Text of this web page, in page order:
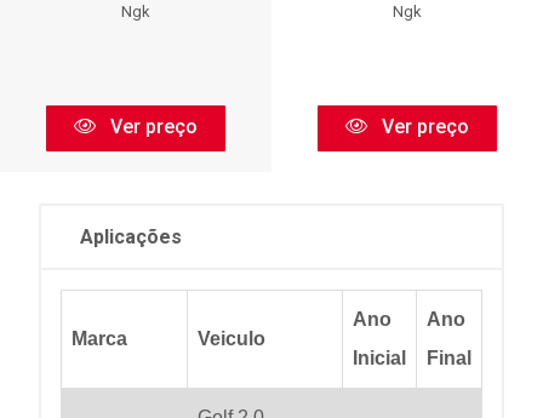
Ngk
Ver preço
Ngk
Ver preço
Aplicações
Marca Veiculo
Ano
Inicial
Ano
Final